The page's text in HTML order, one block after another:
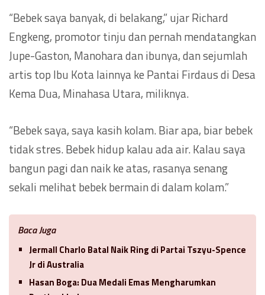
“Bebek saya banyak, di belakang,” ujar Richard
Engkeng, promotor tinju dan pernah mendatangkan
Jupe-Gaston, Manohara dan ibunya, dan sejumlah
artis top Ibu Kota lainnya ke Pantai Firdaus di Desa
Kema Dua, Minahasa Utara, miliknya.
“Bebek saya, saya kasih kolam. Biar apa, biar bebek
tidak stres. Bebek hidup kalau ada air. Kalau saya
bangun pagi dan naik ke atas, rasanya senang
sekali melihat bebek bermain di dalam kolam.”
Baca Juga
Jermall Charlo Batal Naik Ring di Partai Tszyu-Spence
Jr di Australia
Hasan Boga: Dua Medali Emas Mengharumkan